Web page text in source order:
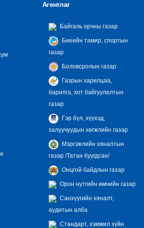
Агентлаг
Байгаль орчны газар
Биеийн тамир, спортын
газар
Боловсролын газар
Газрын харилцаа,
барилга, хот байгуулалтын
газар
Гэр бүл, хүүхэд,
залуучуудын хөгжлийн газар
Мэргэжлийн хяналтын
газар /Татан буугдсан/
Онцгой байдлын газар
Орон нутгийн өмчийн газар
Санхүүгийн хяналт,
аудитын алба
Стандарт, хэмжил зүйн